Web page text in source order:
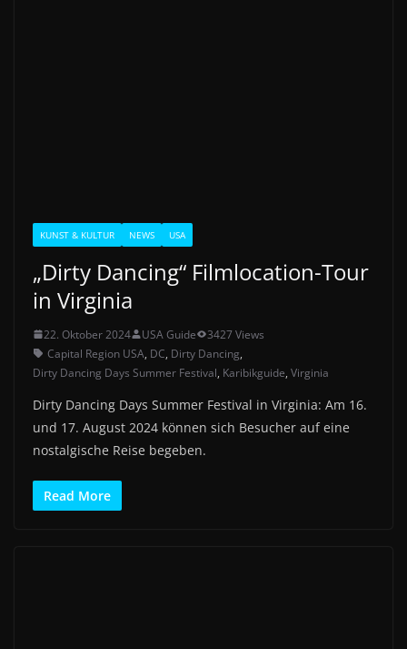
KUNST & KULTUR NEWS USA
„Dirty Dancing“ Filmlocation-Tour
in Virginia
22. Oktober 2024 USA Guide
3427 Views
Capital Region USA, DC, Dirty Dancing,
Dirty Dancing Days Summer Festival, Karibikguide, Virginia
Dirty Dancing Days Summer Festival in Virginia: Am 16.
und 17. August 2024 können sich Besucher auf eine
nostalgische Reise begeben.
Read More